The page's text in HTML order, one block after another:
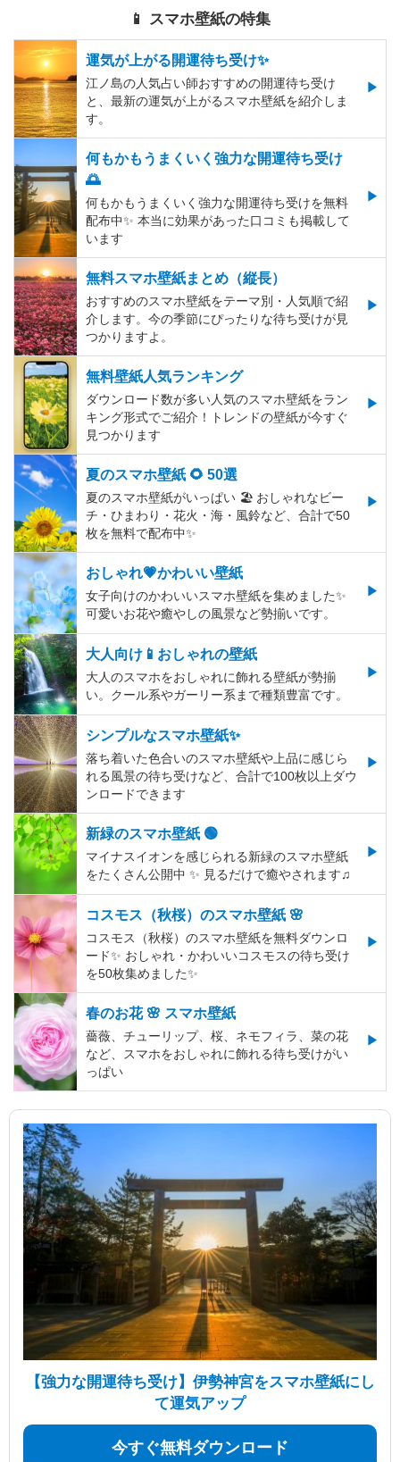
📱 スマホ壁紙の特集
運気が上がる開運待ち受け✨
江ノ島の人気占い師おすすめの開運待ち受け
と、最新の運気が上がるスマホ壁紙を紹介しま
す。
何もかもうまくいく強力な開運待ち受け
🌅
何もかもうまくいく強力な開運待ち受けを無料
配布中✨️ 本当に効果があった口コミも掲載して
います
無料スマホ壁紙まとめ（縦長）
おすすめのスマホ壁紙をテーマ別・人気順で紹
介します。今の季節にぴったりな待ち受けが見
つかりますよ。
無料壁紙人気ランキング
ダウンロード数が多い人気のスマホ壁紙をラン
キング形式でご紹介！トレンドの壁紙が今すぐ
見つかります
夏のスマホ壁紙 🌻 50選
夏のスマホ壁紙がいっぱい 🏖 おしゃれなビー
チ・ひまわり・花火・海・風鈴など、合計で50
枚を無料で配布中✨
おしゃれ💗かわいい壁紙
女子向けのかわいいスマホ壁紙を集めました✨
可愛いお花や癒やしの風景など勢揃いです。
大人向け📱おしゃれの壁紙
大人のスマホをおしゃれに飾れる壁紙が勢揃
い。クール系やガーリー系まで種類豊富です。
シンプルなスマホ壁紙✨
落ち着いた色合いのスマホ壁紙や上品に感じら
れる風景の待ち受けなど、合計で100枚以上ダウ
ンロードできます
新緑のスマホ壁紙 🟢
マイナスイオンを感じられる新緑のスマホ壁紙
をたくさん公開中 ✨ 見るだけで癒やされます♫
コスモス（秋桜）のスマホ壁紙 🌸
コスモス（秋桜）のスマホ壁紙を無料ダウンロ
ード✨️ おしゃれ・かわいいコスモスの待ち受け
を50枚集めました✨️
春のお花 🌸 スマホ壁紙
薔薇、チューリップ、桜、ネモフィラ、菜の花
など、スマホをおしゃれに飾れる待ち受けがい
っぱい
【強力な開運待ち受け】伊勢神宮をスマホ壁紙にし
て運気アップ
今すぐ無料ダウンロード